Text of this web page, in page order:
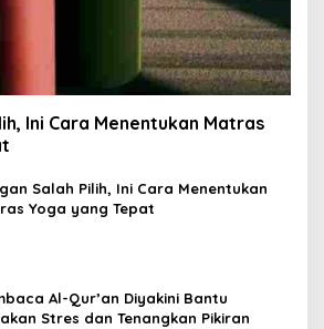
Ini Cara Menentukan Matras
Salah Pilih, Ini Cara Menentukan
Yoga yang Tepat
Al-Qur’an Diyakini Bantu
Stres dan Tenangkan Pikiran